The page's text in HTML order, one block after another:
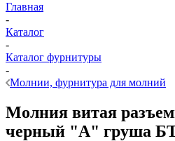
Главная
-
Каталог
-
Каталог фурнитуры
-
Молнии, фурнитура для молний
Молния витая
черный "А" груша